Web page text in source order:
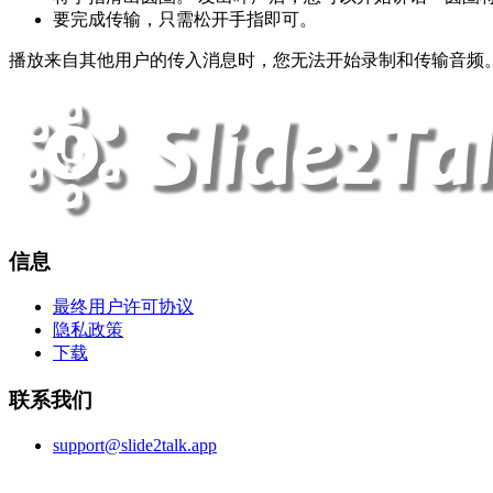
要完成传输，只需松开手指即可。
播放来自其他用户的传入消息时，您无法开始录制和传输音频
信息
最终用户许可协议
隐私政策
下载
联系我们
support@slide2talk.app